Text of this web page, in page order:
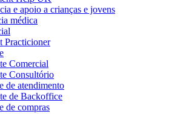
e apoio a crianças e jovens
médica
Practicioner
Comercial
Consultório
de atendimento
de Backoffice
de compras